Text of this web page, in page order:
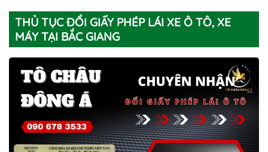
THỦ TỤC ĐỔI GIẤY PHÉP LÁI XE Ô TÔ, XE
MÁY TẠI BẮC GIANG